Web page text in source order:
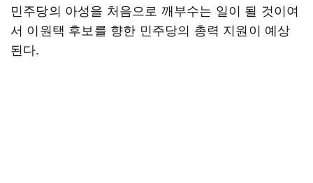
민주당의 아성을 처음으로 깨부수는 일이 될 것이여
서 이원택 후보를 향한 민주당의 총력 지원이 예상
된다.